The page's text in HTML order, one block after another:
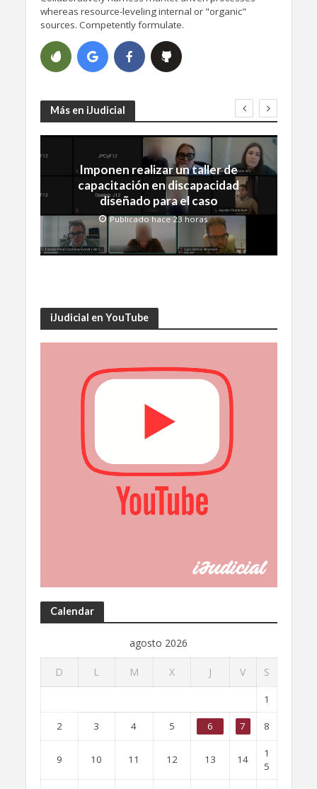
whereas resource-leveling internal or "organic"
sources. Competently formulate.
Más en iJudicial
Imponen realizar un taller de
capacitación en discapacidad
diseñado para el caso
Publicado hace 23 horas
iJudicial en YouTube
Calendar
agosto 2026
D L M X J V S
1
2 3 4 5 6 7 8
9 10 11 12 13 14
1
5